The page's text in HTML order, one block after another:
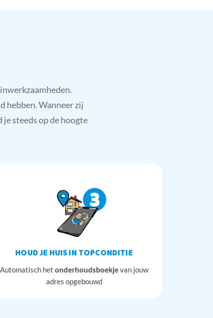
hebben. Wanneer zij
steeds op de hoogte
HOUD JE HUIS IN TOPCONDITIE
Automatisch het onderhoudsboekjevan jouw
adres opgebouwd